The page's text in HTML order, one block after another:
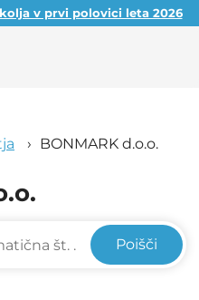
v prvi polovici leta 2026
BONMARK d.o.o.
Poišči